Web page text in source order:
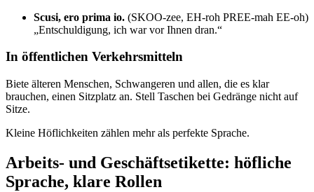
Scusi, ero prima io. (SKOO-zee, EH-roh PREE-mah EE-oh)
„Entschuldigung, ich war vor Ihnen dran.“
In öffentlichen Verkehrsmitteln
Biete älteren Menschen, Schwangeren und allen, die es klar
brauchen, einen Sitzplatz an. Stell Taschen bei Gedränge nicht auf
Sitze.
Kleine Höflichkeiten zählen mehr als perfekte Sprache.
Arbeits- und Geschäftsetikette: höfliche
Sprache, klare Rollen